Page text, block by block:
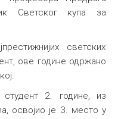
Светског купа за
светских
ове године одржано
2. године, из
освојио је 3. место у